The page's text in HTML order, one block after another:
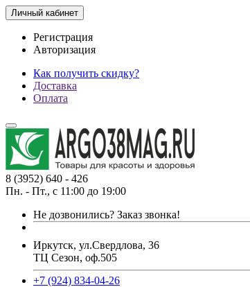
Личный кабинет
Регистрация
Авторизация
Как получить скидку?
Доставка
Оплата
8 (3952) 640 - 426
Пн. - Пт., с 11:00 до 19:00
Не дозвонились? Заказ звонка!
Иркутск, ул.Свердлова, 36
ТЦ Сезон, оф.505
+7 (924) 834-04-26